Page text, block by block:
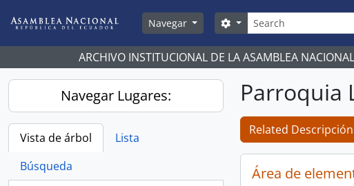
Navegar
Búsqueda
Search options
ARCHIVO INSTITUCIONAL DE LA ASAMBLEA
Navegar Lugares:
Vista de árbol
Lista
Búsqueda
Parroquia
Related
Área de